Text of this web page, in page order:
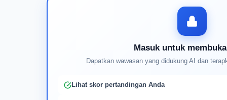
Masuk untuk
Dapatkan wawasan yang didukung AI dan
Lihat skor pertandingan Anda